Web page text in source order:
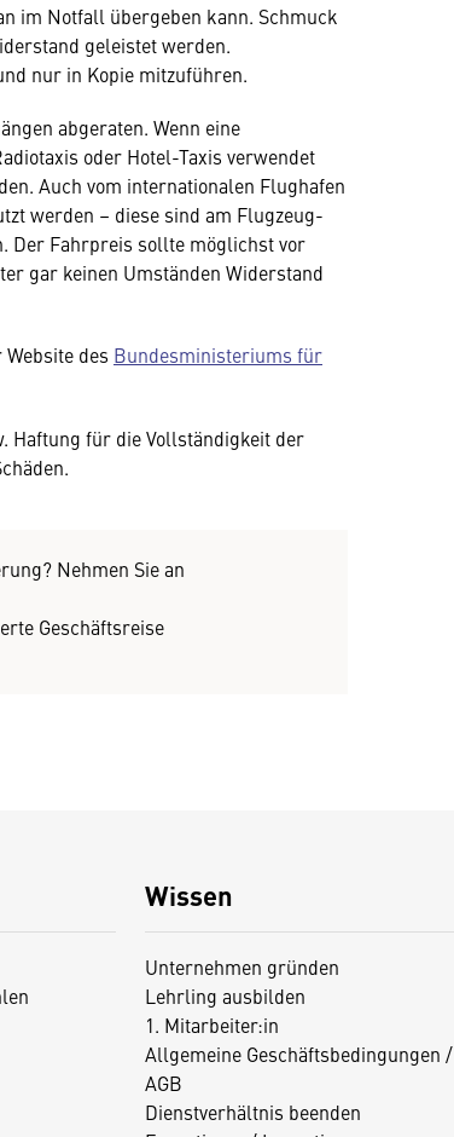
im Notfall übergeben kann. Schmuck
geleistet werden.
nur in Kopie mitzuführen.
abgeraten. Wenn eine
oder Hotel-Taxis verwendet
Auch vom internationalen Flughafen
werden – diese sind am Flugzeug-
Der Fahrpreis sollte möglichst vor
gar keinen Umständen Widerstand
des Bundesministeriums für
Haftung für die Vollständigkeit der
Nehmen Sie an
Geschäftsreise
Wissen
Unternehmen gründen
Lehrling ausbilden
1. Mitarbeiter:in
Allgemeine Geschäftsbedingungen /
AGB
Dienstverhältnis beenden